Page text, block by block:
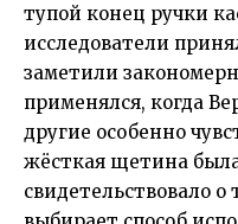
тупой конец ручки
исследователи
заметили
применялся, когда
другие особенно
жёсткая щетина
свидетельствовало о